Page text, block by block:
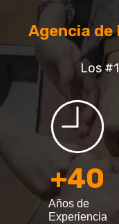
Agencia de
Los
Años de
Experiencia
+40